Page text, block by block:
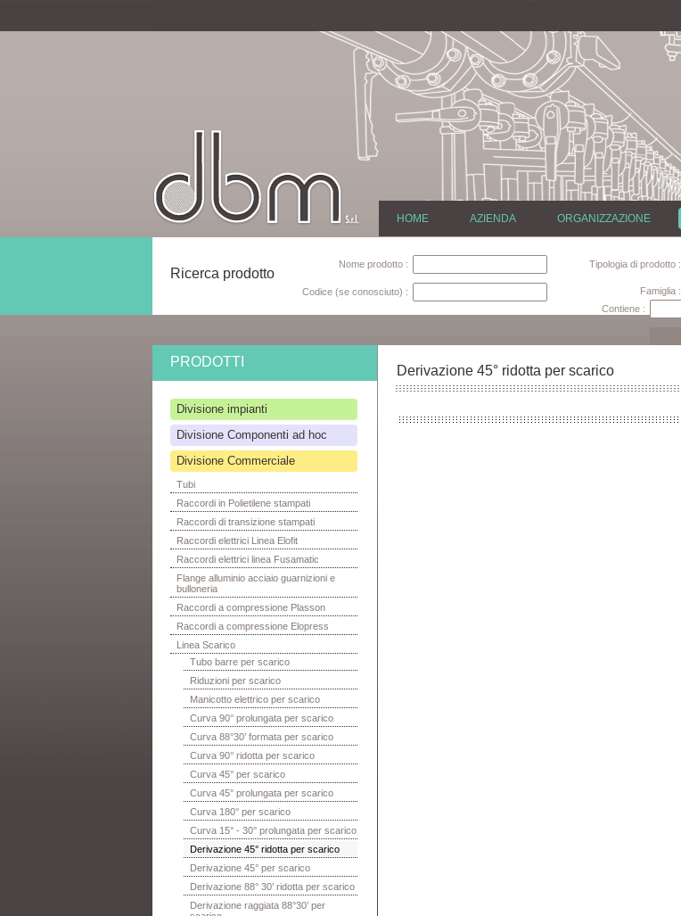
HOME AZIENDA ORGANIZZAZIONE
Ricerca prodotto
Nome prodotto :
Codice (se conosciuto) :
Tipologia di prodotto :
Famiglia :
Contiene :
PRODOTTI
Divisione impianti
Divisione Componenti ad hoc
Divisione Commerciale
Tubi
Raccordi in Polietilene stampati
Raccordi di transizione stampati
Raccordi elettrici Linea Elofit
Raccordi elettrici linea Fusamatic
Flange alluminio acciaio guarnizioni e
bulloneria
Raccordi a compressione Plasson
Raccordi a compressione Elopress
Linea Scarico
Tubo barre per scarico
Riduzioni per scarico
Manicotto elettrico per scarico
Curva 90° prolungata per scarico
Curva 88°30’ formata per scarico
Curva 90° ridotta per scarico
Curva 45° per scarico
Curva 45° prolungata per scarico
Curva 180° per scarico
Curva 15° - 30° prolungata per scarico
Derivazione 45° ridotta per scarico
Derivazione 45° per scarico
Derivazione 88° 30’ ridotta per scarico
Derivazione raggiata 88°30’ per
Derivazione 45° ridotta per scarico